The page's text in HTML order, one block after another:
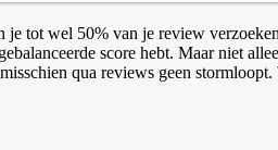
je tot wel 50% van je review
score hebt. Maar niet
qua reviews geen